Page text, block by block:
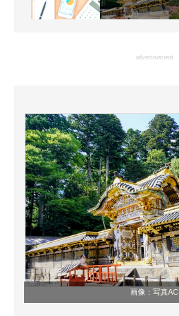
ITエンジニア向け専門サイト
モノづくり技術者専門サイト
エレクトロニクス専門サイト
電子設計の基本と応用
エネルギーの専門メディア
建設×テクノロジーの最前線
ちょっと気になるネットの話題
advertisement
画像： 写真AC